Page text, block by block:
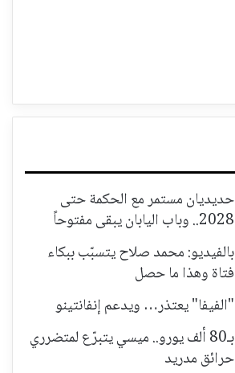
حديديان مستمر مع الحكمة حتى
2028.. وباب اليابان يبقى مفتوحاً
بالفيديو: محمد صلاح يتسبّب ببكاء
فتاة وهذا ما حصل
"الفيفا" يعتذر… ويدعم إنفانتينو
بـ80 ألف يورو.. ميسي يتبرّع لمتضرري
حرائق مدريد